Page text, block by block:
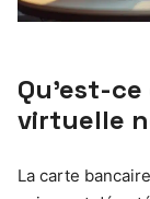
Qu’est-
virtuelle
La carte